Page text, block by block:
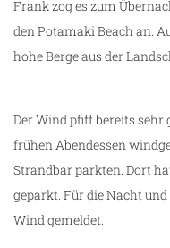
Frank zog es zum
den Potamaki Beach an.
hohe Berge aus der
Der Wind pfiff bereits sehr
frühen Abendessen
Strandbar parkten. Dort
geparkt. Für die Nacht
Wind gemeldet.